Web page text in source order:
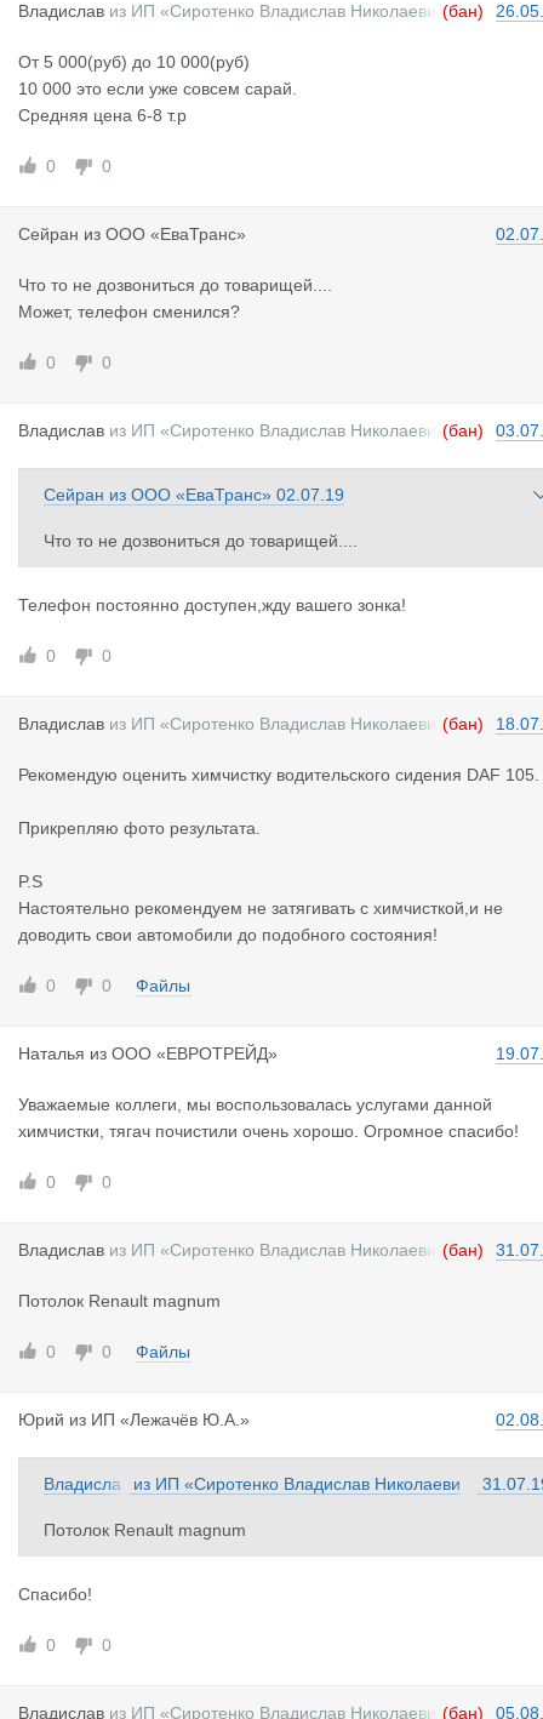
Владислав из ИП «Сиротенко Владислав Николаеви (бан)
От 5 000(руб) до 10 000(руб)
10 000 это если уже совсем сарай.
Средняя цена 6-8 т.р
0 0
Сейран из ООО «ЕваТранс»
Что то не дозвониться до товарищей....
Может, телефон сменился?
0 0
Владислав из ИП «Сиротенко Владислав Николаеви (бан)
Сейран из ООО «ЕваТранс» 02.07.19
Что то не дозвониться до товарищей....
Может, телефон сменился?
Телефон постоянно доступен,жду вашего зонка!
0 0
Владислав из ИП «Сиротенко Владислав Николаеви (бан)
Рекомендую оценить химчистку водительского сидения DAF 105.
Прикрепляю фото результата.
P.S
Настоятельно рекомендуем не затягивать с химчисткой,и не
доводить свои автомобили до подобного состояния!
0 0 Файлы
Наталья из ООО «ЕВРОТРЕЙД»
Уважаемые коллеги, мы воспользовалась услугами данной
химчистки, тягач почистили очень хорошо. Огромное спасибо!
0 0
Владислав из ИП «Сиротенко Владислав Николаеви (бан)
Потолок Renault magnum
0 0 Файлы
Юрий из ИП «Лежачёв Ю.А.»
Владисла
из ИП «Сиротенко Владислав Николаеви
Потолок Renault magnum
Спасибо!
0 0
Владислав из ИП «Сиротенко Владислав Николаеви (бан)